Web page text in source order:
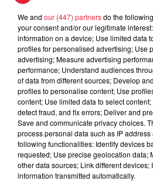
Tarif Gratuit
L'Association Coup de pouce de
Muttersholtz organise sa bourse
articles de puériculture le
maison des Loisirs. Installation des
We and our (447) partnersdo the
your consent and/or our legitimate
information on a device; Use limited data
profiles for personalised advertising; Use
advertising; Measure advertising
performance; Understand audiences
of data from different sources; Develop
profiles to personalise content; Use
content; Use limited data to select
detect fraud, and fix errors; Deliver and
Save and communicate privacy choices.
process personal data such as IP
following functionalities: Identify devices
requested; Use precise geolocation data;
other data sources; Link different devices;
information transmitted automatically.